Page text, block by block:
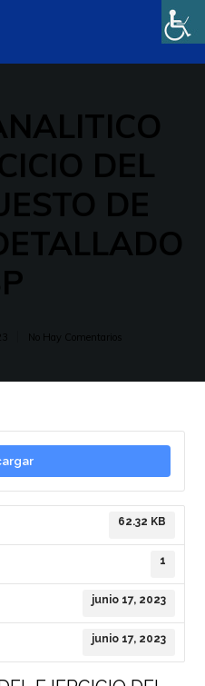
DEL
DE
No Hay Comentarios
62.32 KB
1
junio 17, 2023
junio 17, 2023